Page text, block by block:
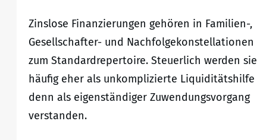
Zinslose Finanzierungen gehören in Familien-,
Gesellschafter- und Nachfolgekonstellationen
zum Standardrepertoire. Steuerlich werden sie
häufig eher als unkomplizierte Liquiditätshilfe
denn als eigenständiger Zuwendungsvorgang
verstanden.